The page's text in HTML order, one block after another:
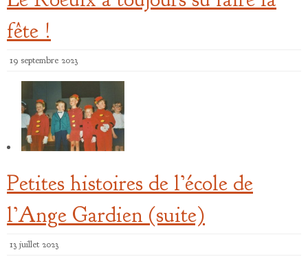
fête !
19 septembre 2023
Petites histoires de l’école de
l’Ange Gardien (suite)
13 juillet 2023